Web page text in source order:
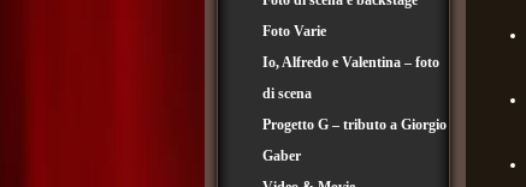
Foto Varie
Io, Alfredo e Valentina – foto
di scena
Progetto G – tributo a Giorgio
Gaber